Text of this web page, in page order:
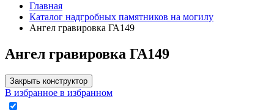
Главная
Каталог надгробных памятников на могилу
Ангел гравировка ГА149
Ангел гравировка ГА149
Закрыть конструктор
В избранное в избранном